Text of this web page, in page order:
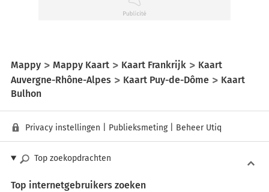
Mappy Mappy Kaart Kaart Frankrijk
Kaart
Auvergne-Rhône-Alpes
Kaart Puy-de-Dôme
Kaart
Bulhon
Privacy instellingen Publieksmeting| Beheer Utiq
Top zoekopdrachten
Top internetgebruikers zoeken